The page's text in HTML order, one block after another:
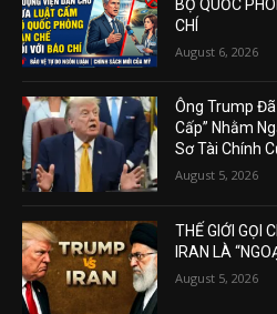
BỘ QUỐC
CHÍ
August 6, 2026
Ông Trump
Cấp” Nhằm
Sơ Tài Chính
August 5, 2026
THẾ GIỚI GỌI
IRAN LÀ
August 5, 2026